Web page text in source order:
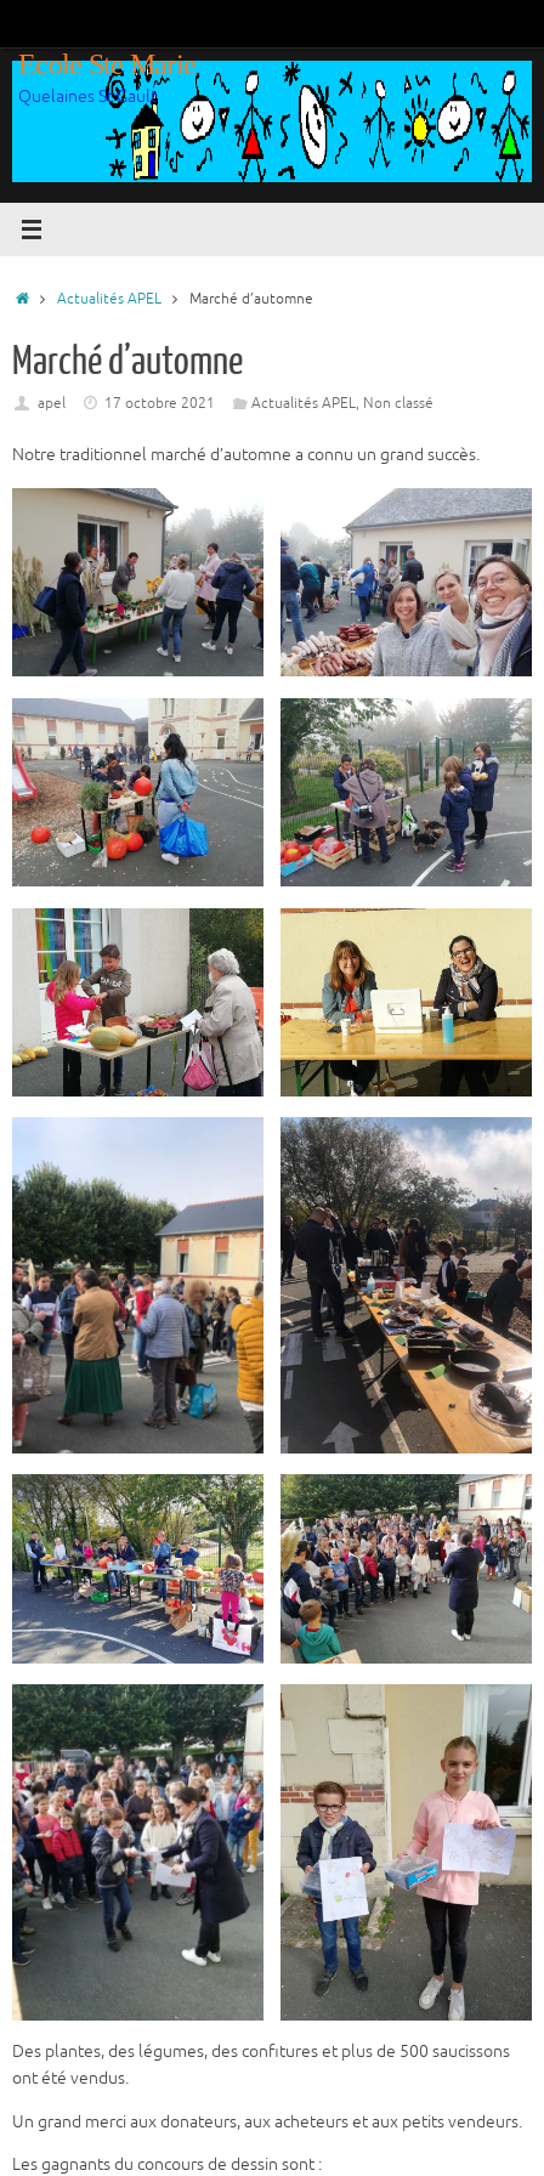
contenu
Ecole Ste Marie
Quelaines St Gault
Accueil
Actualités APEL Marché d’automne
Marché d’automne
apel 17 octobre 2021 Actualités APEL, Non classé
Notre traditionnel marché d’automne a connu un grand succès.
Des plantes, des légumes, des confitures et plus de 500 saucissons
ont été vendus.
Un grand merci aux donateurs, aux acheteurs et aux petits vendeurs.
Les gagnants du concours de dessin sont :